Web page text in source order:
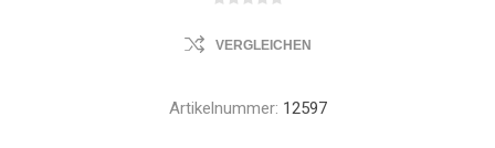
VERGLEICHEN
Artikelnummer: 12597